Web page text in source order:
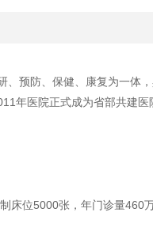
防、保健、康复为一体，
年医院正式成为省部共建医
位5000张，年门诊量460